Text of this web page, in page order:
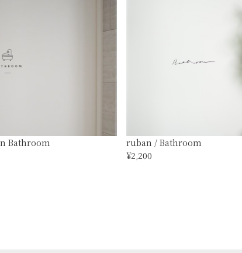
Bathroom
ruban / Bathroom
¥2,200